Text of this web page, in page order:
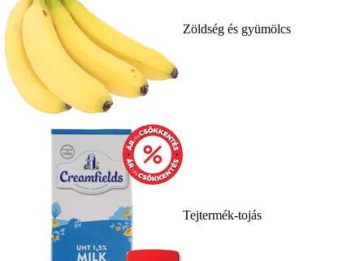
Zöldség és gyümölcs
Tejtermék-tojás